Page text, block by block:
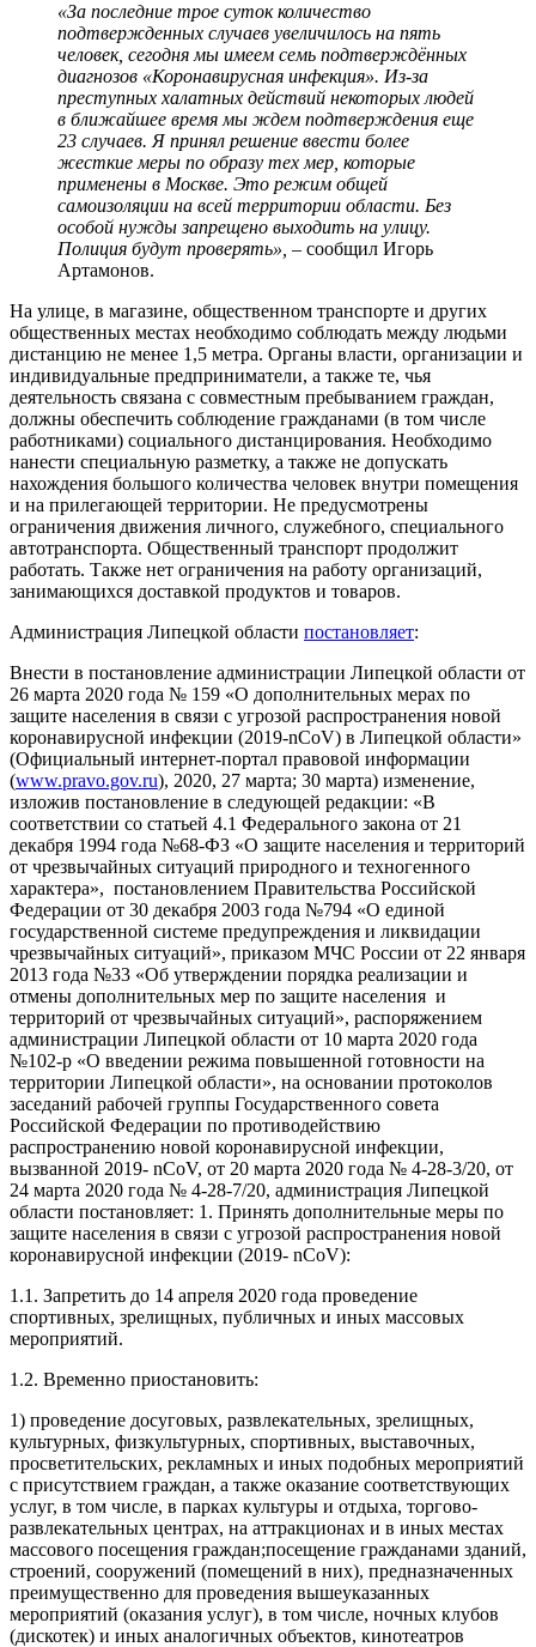
«За последние трое суток количество
подтвержденных случаев увеличилось на пять
человек, сегодня мы имеем семь подтверждённых
диагнозов «Коронавирусная инфекция». Из-за
преступных халатных действий некоторых людей
в ближайшее время мы ждем подтверждения еще
23 случаев. Я принял решение ввести более
жесткие меры по образу тех мер, которые
применены в Москве. Это режим общей
самоизоляции на всей территории области. Без
особой нужды запрещено выходить на улицу.
Полиция будут проверять», – сообщил Игорь
Артамонов.
На улице, в магазине, общественном транспорте и других
общественных местах необходимо соблюдать между людьми
дистанцию не менее 1,5 метра. Органы власти, организации и
индивидуальные предприниматели, а также те, чья
деятельность связана с совместным пребыванием граждан,
должны обеспечить соблюдение гражданами (в том числе
работниками) социального дистанцирования. Необходимо
нанести специальную разметку, а также не допускать
нахождения большого количества человек внутри помещения
и на прилегающей территории. Не предусмотрены
ограничения движения личного, служебного, специального
автотранспорта. Общественный транспорт продолжит
работать. Также нет ограничения на работу организаций,
занимающихся доставкой продуктов и товаров.
Администрация Липецкой области постановляет:
Внести в постановление администрации Липецкой области от
26 марта 2020 года № 159 «О дополнительных мерах по
защите населения в связи с угрозой распространения новой
коронавирусной инфекции (2019-nСоV) в Липецкой области»
(Официальный интернет-портал правовой информации
(www.pravo.gov.ru), 2020, 27 марта; 30 марта) изменение,
изложив постановление в следующей редакции: «В
соответствии со статьей 4.1 Федерального закона от 21
декабря 1994 года №68-ФЗ «О защите населения и территорий
от чрезвычайных ситуаций природного и техногенного
характера», постановлением Правительства Российской
Федерации от 30 декабря 2003 года №794 «О единой
государственной системе предупреждения и ликвидации
чрезвычайных ситуаций», приказом МЧС России от 22 января
2013 года №33 «Об утверждении порядка реализации и
отмены дополнительных мер по защите населения и
территорий от чрезвычайных ситуаций», распоряжением
администрации Липецкой области от 10 марта 2020 года
№102-р «О введении режима повышенной готовности на
территории Липецкой области», на основании протоколов
заседаний рабочей группы Государственного совета
Российской Федерации по противодействию
распространению новой коронавирусной инфекции,
вызванной 2019- nCoV, от 20 марта 2020 года № 4-28-3/20, от
24 марта 2020 года № 4-28-7/20, администрация Липецкой
области постановляет: 1. Принять дополнительные меры по
защите населения в связи с угрозой распространения новой
коронавирусной инфекции (2019- nCoV):
1.1. Запретить до 14 апреля 2020 года проведение
спортивных, зрелищных, публичных и иных массовых
мероприятий.
1.2. Временно приостановить:
1) проведение досуговых, развлекательных, зрелищных,
культурных, физкультурных, спортивных, выставочных,
просветительских, рекламных и иных подобных мероприятий
с присутствием граждан, а также оказание соответствующих
услуг, в том числе, в парках культуры и отдыха, торгово-
развлекательных центрах, на аттракционах и в иных местах
массового посещения граждан;посещение гражданами зданий,
строений, сооружений (помещений в них), предназначенных
преимущественно для проведения вышеуказанных
мероприятий (оказания услуг), в том числе, ночных клубов
(дискотек) и иных аналогичных объектов, кинотеатров